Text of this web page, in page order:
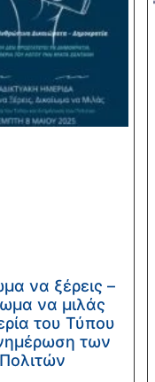
να ξέρεις –
να μιλάς
του Τύπου
των
Πολιτών